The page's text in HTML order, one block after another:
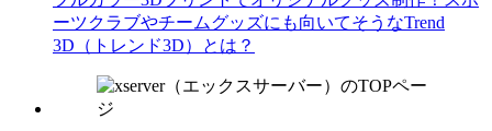
ーツクラブやチームグッズにも向いてそうなTrend
3D（トレンド3D）とは？